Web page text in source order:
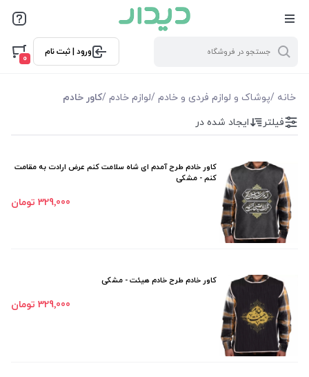
ورود | ثبت نام
0
خانه /پوشاک و لوازم فردی و خادم /لوازم خادم /کاور خادم
فیلتر بر اساس قیمت
فیلترها
موجودی
نمایش همه محصولات
فیلتر ایجاد شده در
کاور خادم طرح آمدم ای شاه سلامت کنم عرض ارادت به مقامت
کنم - مشکی
329٬000 تومان
کاور خادم طرح خادم هیئت - مشکی
329٬000 تومان